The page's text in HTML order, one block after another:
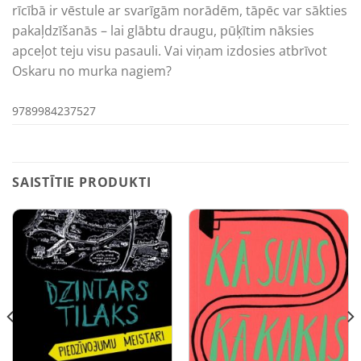
rīcībā ir vēstule ar svarīgām norādēm, tāpēc var sākties
pakaļdzīšanās – lai glābtu draugu, pūķītim nāksies
apceļot teju visu pasauli. Vai viņam izdosies atbrīvot
Oskaru no murka nagiem?
9789984237527
SAISTĪTIE PRODUKTI